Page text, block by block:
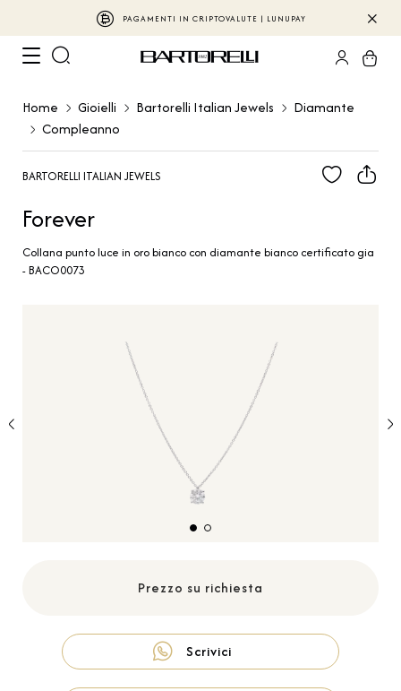
PAGAMENTI IN CRIPTOVALUTE | LUNUPAY
Home Gioielli Bartorelli Italian Jewels
Diamante
Compleanno
BARTORELLI ITALIAN JEWELS
Forever
Collana punto luce in oro bianco con diamante bianco certificato gia
- BACO0073
Prezzo su richiesta
Scrivici